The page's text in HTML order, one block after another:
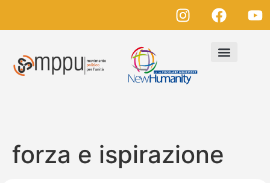
forza e ispirazione